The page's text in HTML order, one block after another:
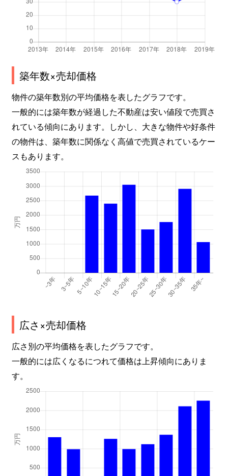
築年数×売却価格
物件の築年数別の平均価格を表したグラフです。
一般的には築年数が経過した不動産は安い値段で売買さ
れている傾向にあります。しかし、大きな物件や好条件
の物件は、築年数に関係なく高値で売買されているケー
スもあります。
広さ×売却価格
広さ別の平均価格を表したグラフです。
一般的には広くなるにつれて価格は上昇傾向にありま
す。